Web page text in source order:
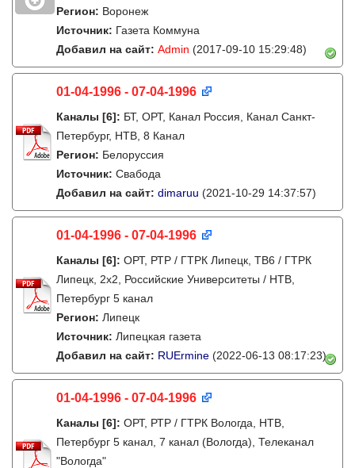
Регион: Воронеж
Источник: Газета Коммуна
Добавил на сайт: Admin (2017-09-10 15:29:48)
01-04-1996 - 07-04-1996
Каналы [6]: БТ, ОРТ, Канал Россия, Канал Санкт-
Петербург, НТВ, 8 Канал
Регион: Белоруссия
Источник: Свабода
Добавил на сайт: dimaruu (2021-10-29 14:37:57)
01-04-1996 - 07-04-1996
Каналы [6]: ОРТ, РТР / ГТРК Липецк, ТВ6 / ГТРК
Липецк, 2х2, Российские Университеты / НТВ,
Петербург 5 канал
Регион: Липецк
Источник: Липецкая газета
Добавил на сайт: RUErmine (2022-06-13 08:17:23)
01-04-1996 - 07-04-1996
Каналы [6]: ОРТ, РТР / ГТРК Вологда, НТВ,
Петербург 5 канал, 7 канал (Вологда), Телеканал
"Вологда"